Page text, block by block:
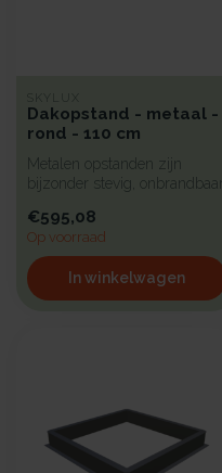
SKYLUX
Dakopstand - metaal -
rond - 110 cm
Metalen opstanden zijn
bijzonder stevig, onbrandbaar
€595,08
Op voorraad
In winkelwagen